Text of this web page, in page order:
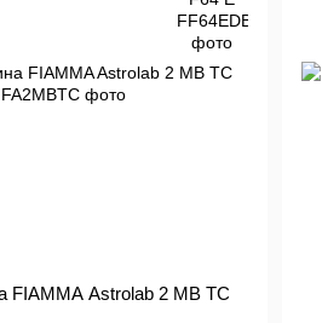
FIAMMA Astrolab 2 MB TC